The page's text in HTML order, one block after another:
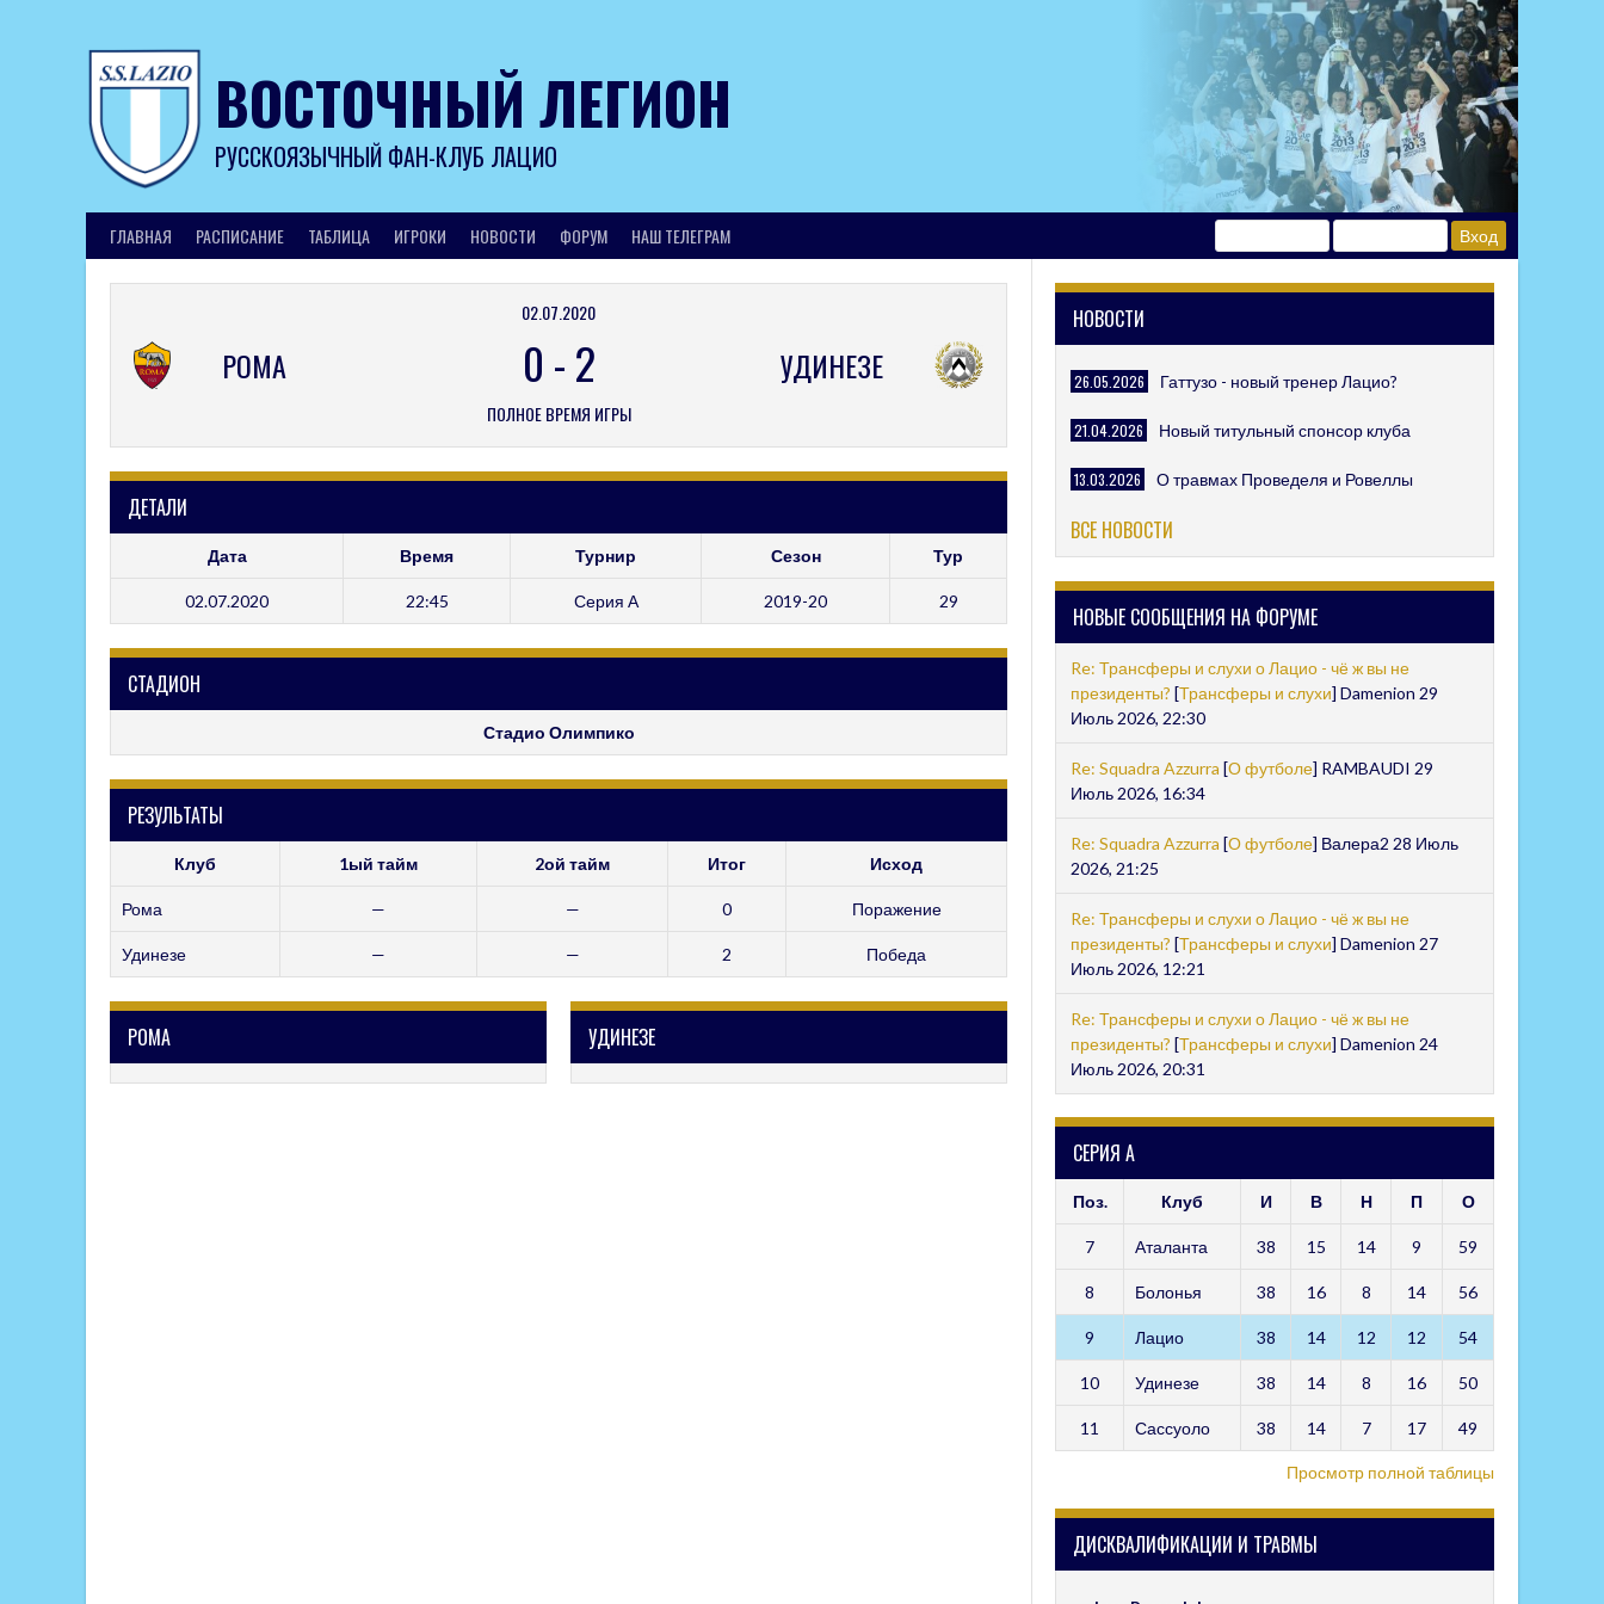
ВОСТОЧНЫЙ ЛЕГИОН
РУССКОЯЗЫЧНЫЙ ФАН-КЛУБ ЛАЦИО
ГЛАВНАЯ РАСПИСАНИЕ ТАБЛИЦА ИГРОКИ НОВОСТИ ФОРУМ НАШ ТЕЛЕГРАМ
РОМА УДИНЕЗЕ
02.07.2020
0 -2
ПОЛНОЕ ВРЕМЯ ИГРЫ
ДЕТАЛИ
Дата Время Турнир Сезон Тур
02.07.2020 22:45 Серия А 2019-20 29
СТАДИОН
Стадио Олимпико
РЕЗУЛЬТАТЫ
Клуб 1ый тайм 2ой тайм Итог Исход
Рома — — 0 Поражение
Удинезе — — 2 Победа
РОМА УДИНЕЗЕ
НОВОСТИ
26.05.2026 Гаттузо - новый тренер Лацио?
21.04.2026 Новый титульный спонсор клуба
13.03.2026 О травмах Проведеля и Ровеллы
ВСЕ НОВОСТИ
НОВЫЕ СООБЩЕНИЯ НА ФОРУМЕ
Re: Трансферы и слухи о Лацио - чё ж вы не
президенты? [Трансферы и слухи] Damenion 29
Июль 2026, 22:30
Re: Squadra Azzurra [О футболе] RAMBAUDI 29
Июль 2026, 16:34
Re: Squadra Azzurra [О футболе] Валера2 28 Июль
2026, 21:25
Re: Трансферы и слухи о Лацио - чё ж вы не
президенты? [Трансферы и слухи] Damenion 27
Июль 2026, 12:21
Re: Трансферы и слухи о Лацио - чё ж вы не
президенты? [Трансферы и слухи] Damenion 24
Июль 2026, 20:31
СЕРИЯ А
Поз. Клуб И В Н П О
7 Аталанта 38 15 14 9 59
8 Болонья 38 16 8 14 56
9 Лацио 38 14 12 12 54
10 Удинезе 38 14 8 16 50
11 Сассуоло 38 14 7 17 49
Просмотр полной таблицы
ДИСКВАЛИФИКАЦИИ И ТРАВМЫ